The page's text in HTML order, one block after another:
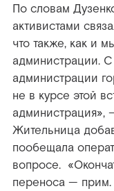
По словам
активистами
что также, как и
администрации. С
администрации
не в курсе этой
администрация»,
Жительница
пообещала
вопросе.
переноса — прим.